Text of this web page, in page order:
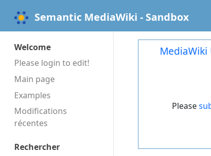
Semantic MediaWiki - Sandbox
Welcome
Please login to edit!
Main page
Examples
Modifications
récentes
Rechercher
MediaWiki
Please